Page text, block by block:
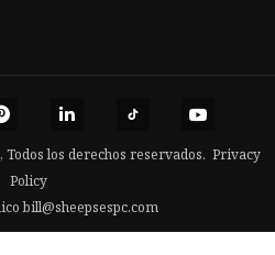
los derechos reservados. Privacy
Policy
bill@sheepsespc.com